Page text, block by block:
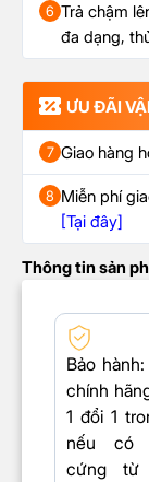
6 Trả chậm
đa dạng,
ƯU ĐÃI
7 Giao hàng
8 Miễn phí
[Tại đây]
Thông tin sản
Bảo hành
chính
1 đổi 1
nếu có
cứng từ